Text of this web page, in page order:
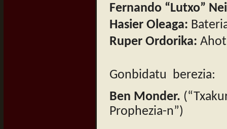
Fernando “Lutxo”
Hasier Oleaga:
Ruper Ordorika:
Gonbidatu berezia:
Ben Monder.
Prophezia-n”)